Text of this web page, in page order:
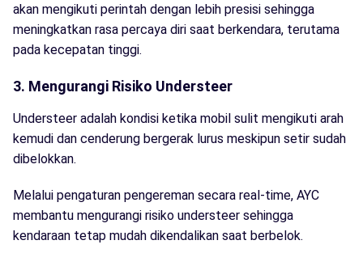
akan mengikuti perintah dengan lebih presisi sehingga
meningkatkan rasa percaya diri saat berkendara, terutama
pada kecepatan tinggi.
3. Mengurangi Risiko Understeer
Understeer adalah kondisi ketika mobil sulit mengikuti arah
kemudi dan cenderung bergerak lurus meskipun setir sudah
dibelokkan.
Melalui pengaturan pengereman secara real-time, AYC
membantu mengurangi risiko understeer sehingga
kendaraan tetap mudah dikendalikan saat berbelok.